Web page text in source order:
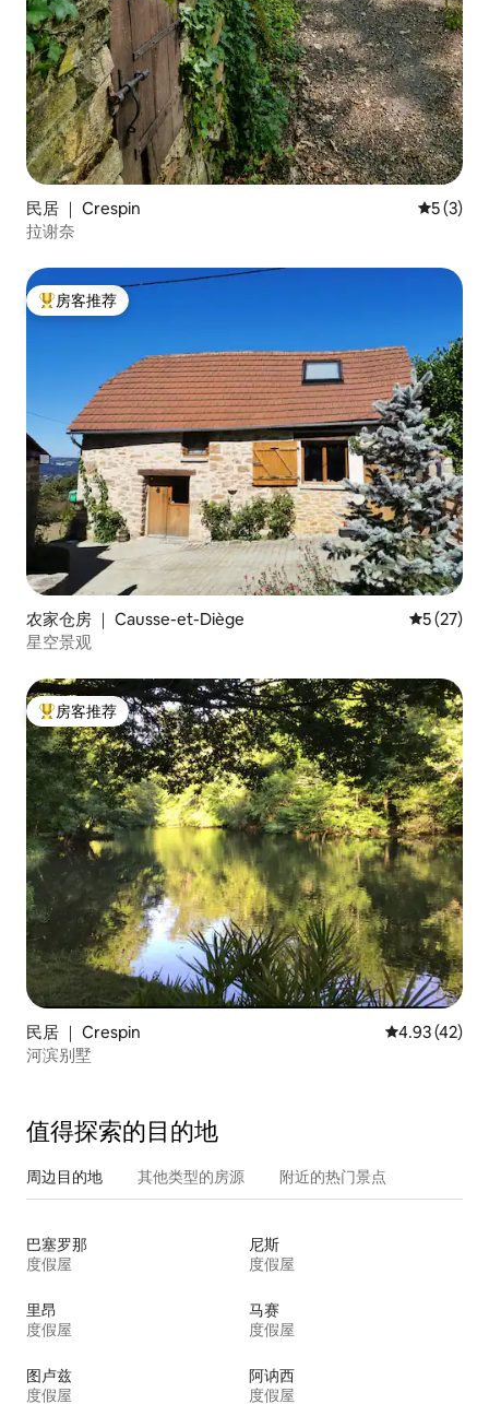
民居 ｜ Crespin 平均评分
5 (3)
拉谢奈
热门「房客推荐」
房客推荐
农家仓房 ｜ Causse-et-Diège 平均评分
5 (27)
星空景观
热门「房客推荐」
房客推荐
民居 ｜ Crespin 平均评分
4.93 (42)
河滨别墅
值得探索的目的地
周边目的地 其他类型的房源 附近的热门景点
巴塞罗那
度假屋
尼斯
度假屋
里昂
度假屋
马赛
度假屋
图卢兹
度假屋
阿讷西
度假屋